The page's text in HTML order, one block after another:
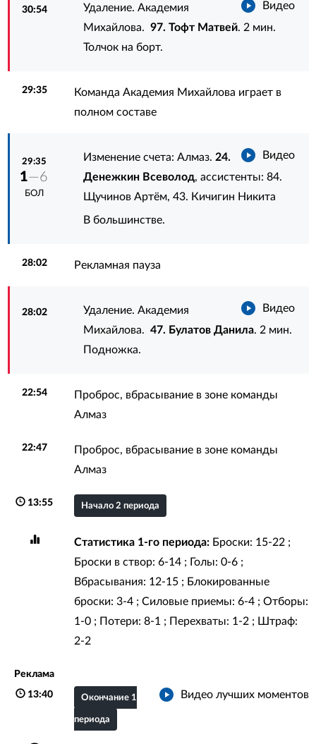
30:54 Видео
Удаление. Академия
Михайлова.97. Тофт Матвей. 2 мин.
Толчок на борт.
29:35
Команда Академия Михайлова играет в
полном составе
29:35
1—6
БОЛ
Видео
Изменение счета: Алмаз.24.
Денежкин Всеволод, ассистенты:84.
Щучинов Артём,43. Кичигин Никита
В большинстве.
28:02 Рекламная пауза
28:02 Видео
Удаление. Академия
Михайлова.47. Булатов Данила. 2 мин.
Подножка.
22:54
Проброс, вбрасывание в зоне команды
Алмаз
22:47
Проброс, вбрасывание в зоне команды
Алмаз
13:55 Начало 2 периода
Статистика 1-го периода:Броски: 15-22 ;
Броски в створ: 6-14 ; Голы: 0-6 ;
Вбрасывания: 12-15 ; Блокированные
броски: 3-4 ; Силовые приемы: 6-4 ; Отборы:
1-0 ; Потери: 8-1 ; Перехваты: 1-2 ; Штраф:
2-2
Реклама
13:40 Видео лучших моментов
Окончание 1
периода